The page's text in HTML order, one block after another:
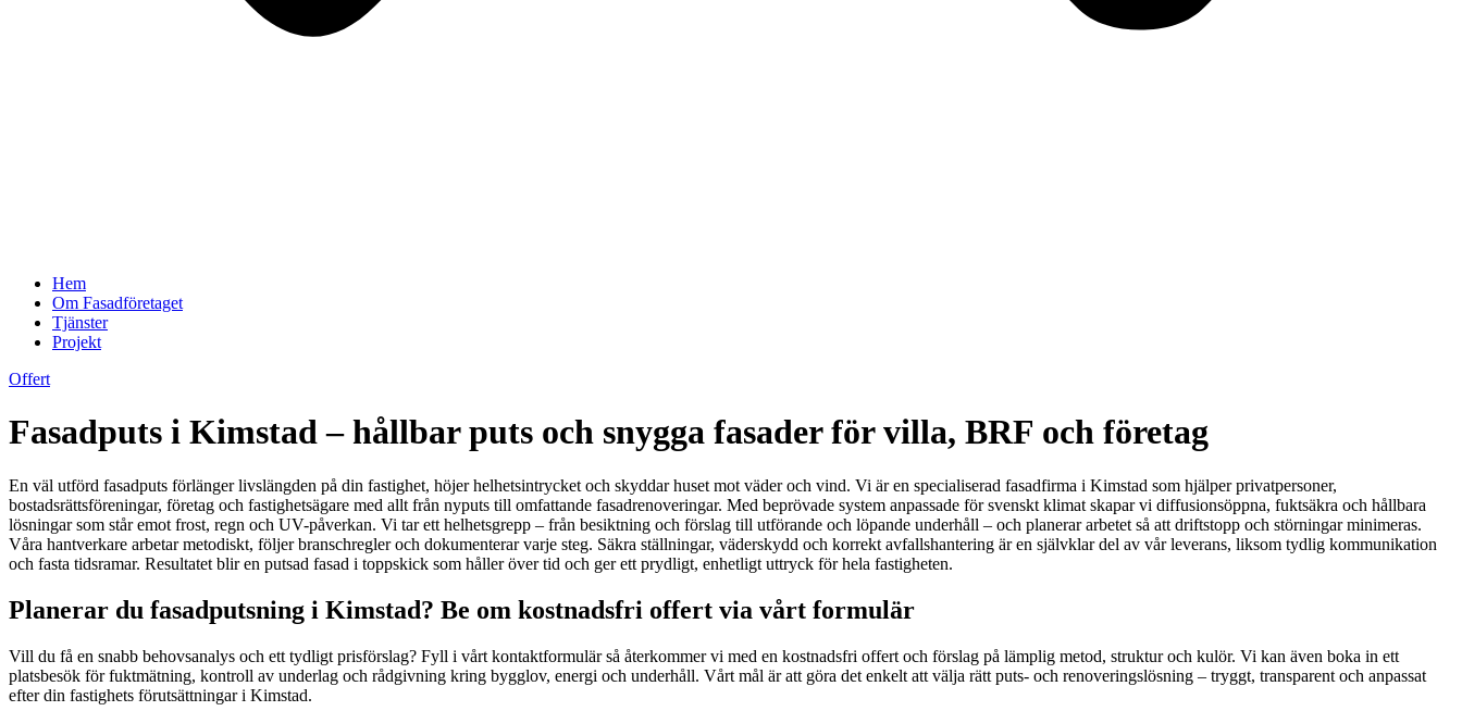
Hem
Om Fasadföretaget
Tjänster
Projekt
Offert
Fasadputs i Kimstad – hållbar puts och snygga fasader för villa, BRF och företag
En väl utförd fasadputs förlänger livslängden på din fastighet, höjer helhetsintrycket och skyddar huset mot väder och vind. Vi är en specialiserad fasadfirma i Kimstad som hjälper privatpersoner,
bostadsrättsföreningar, företag och fastighetsägare med allt från nyputs till omfattande fasadrenoveringar. Med beprövade system anpassade för svenskt klimat skapar vi diffusionsöppna, fuktsäkra och hållbara
lösningar som står emot frost, regn och UV-påverkan. Vi tar ett helhetsgrepp – från besiktning och förslag till utförande och löpande underhåll – och planerar arbetet så att driftstopp och störningar minimeras.
Våra hantverkare arbetar metodiskt, följer branschregler och dokumenterar varje steg. Säkra ställningar, väderskydd och korrekt avfallshantering är en självklar del av vår leverans, liksom tydlig kommunikation
och fasta tidsramar. Resultatet blir en putsad fasad i toppskick som håller över tid och ger ett prydligt, enhetligt uttryck för hela fastigheten.
Planerar du fasadputsning i Kimstad? Be om kostnadsfri offert via vårt formulär
Vill du få en snabb behovsanalys och ett tydligt prisförslag? Fyll i vårt kontaktformulär så återkommer vi med en kostnadsfri offert och förslag på lämplig metod, struktur och kulör. Vi kan även boka in ett
platsbesök för fuktmätning, kontroll av underlag och rådgivning kring bygglov, energi och underhåll. Vårt mål är att göra det enkelt att välja rätt puts- och renoveringslösning – tryggt, transparent och anpassat
efter din fastighets förutsättningar i Kimstad.